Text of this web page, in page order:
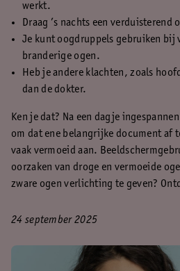
werkt.
Draag ’s nachts een verduisterend
Je kunt oogdruppels gebruiken bij
branderige ogen.
Heb je andere klachten, zoals
dan de dokter.
Ken je dat? Na een dagje
om dat ene belangrijke document af
vaak vermoeid aan.
oorzaken van droge en vermoeide
zware ogen verlichting te geven?
24 september 2025